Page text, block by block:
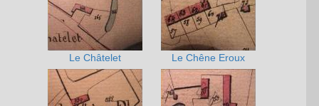
Le Châtelet Le Chêne Eroux